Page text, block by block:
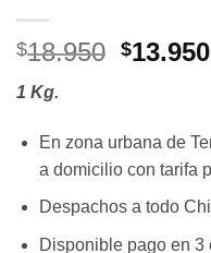
$18.950 El
era:
$13.950
1 Kg.
En zona urbana de
a domicilio con tarifa
Despachos a todo
Disponible pago en 3